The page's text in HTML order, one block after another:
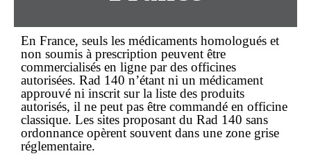
En France, seuls les médicaments homologués et
non soumis à prescription peuvent être
commercialisés en ligne par des officines
autorisées. Rad 140 n’étant ni un médicament
approuvé ni inscrit sur la liste des produits
autorisés, il ne peut pas être commandé en officine
classique. Les sites proposant du Rad 140 sans
ordonnance opèrent souvent dans une zone grise
réglementaire.